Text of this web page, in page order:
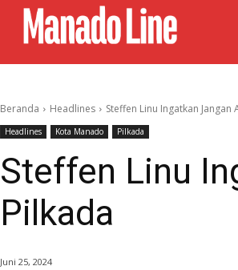
Beranda Headlines Steffen Linu Ingatkan
Headlines Kota Manado Pilkada
Steffen Linu
Pilkada
Juni 25, 2024